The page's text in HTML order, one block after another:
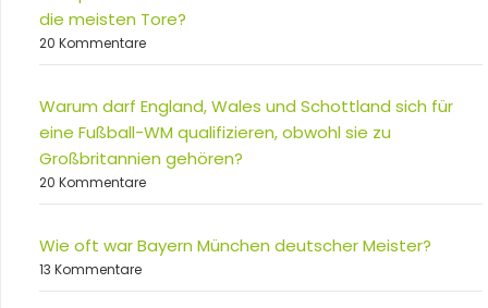
die meisten Tore?
20 Kommentare
Warum darf England, Wales und Schottland sich für
eine Fußball-WM qualifizieren, obwohl sie zu
Großbritannien gehören?
20 Kommentare
Wie oft war Bayern München deutscher Meister?
13 Kommentare